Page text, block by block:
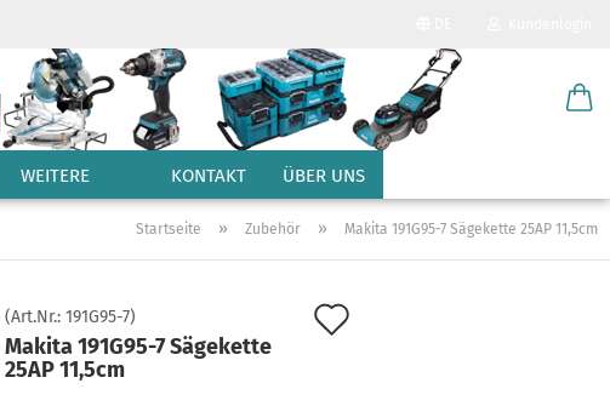
Sprache auswählen
Lieferland
Passwort
KONTAKT ÜBER UNS
WEITERE
Startseite » Zubehör » Makita 191G95-7 Sägekette 25AP 11,5cm
(Art.Nr.:191G95-7)
Makita 191G95-7 Sägekette
25AP 11,5cm